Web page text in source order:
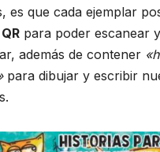
es que cada ejemplar
para poder escanear
además de contener
para dibujar y escribir